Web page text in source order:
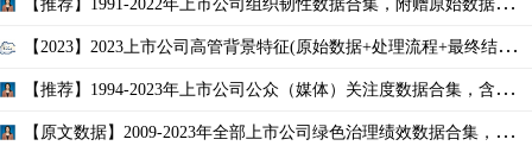
【推荐】1991-2022年上市公司组织韧性数据合集，附赠原始数据、万
【2023】2023上市公司高管背景特征(原始数据+处理流程+最终结结
【推荐】1994-2023年上市公司公众（媒体）关注度数据合集，含原始
【原文数据】2009-2023年全部上市公司绿色治理绩效数据合集，附原